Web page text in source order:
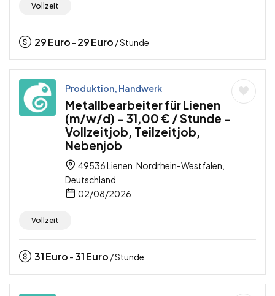
Vollzeit
29Euro - 29Euro / Stunde
Produktion, Handwerk
Metallbearbeiter für Lienen
(m/w/d) – 31,00 € / Stunde –
Vollzeitjob, Teilzeitjob,
Nebenjob
49536 Lienen, Nordrhein-Westfalen,
Deutschland
02/08/2026
Vollzeit
31Euro -31Euro / Stunde